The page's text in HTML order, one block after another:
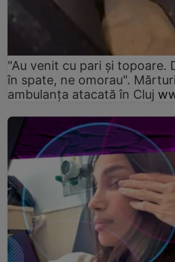
"Au venit cu pari și topoare.
în spate, ne omorau".
ambulanţa atacată în Cluj